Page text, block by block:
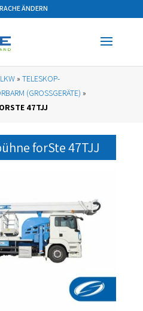
ÄNDERN
» TELESKOP-
(GROSSGERÄTE) »
47TJJ
forSte 47TJJ